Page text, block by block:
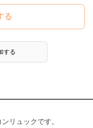
る
する
リュックです。